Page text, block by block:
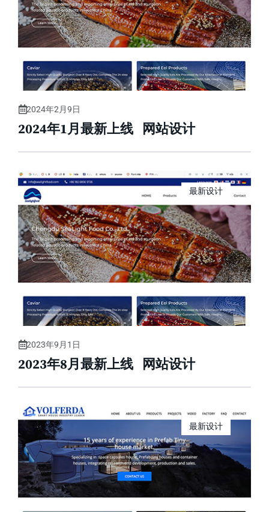
2024年2月9日
2024年1月最新上线 网站设计
最新设计
2023年9月1日
2023年8月最新上线 网站设计
最新设计